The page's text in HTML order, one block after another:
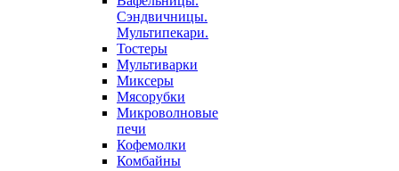
Сэндвичницы.
Мультипекари.
Тостеры
Мультиварки
Миксеры
Мясорубки
Микроволновые
печи
Кофемолки
Комбайны